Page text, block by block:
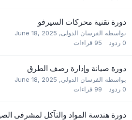
دورة تقنية محركات السيرفو
بواسطه الفرسان الدولى,
June 18, 2025
0 ردود 95 قراءات
دورة صيانة وإدارة رصف الطرق
بواسطه الفرسان الدولى,
June 18, 2025
0 ردود 99 قراءات
دورة هندسة المواد والتآكل لمشرفى